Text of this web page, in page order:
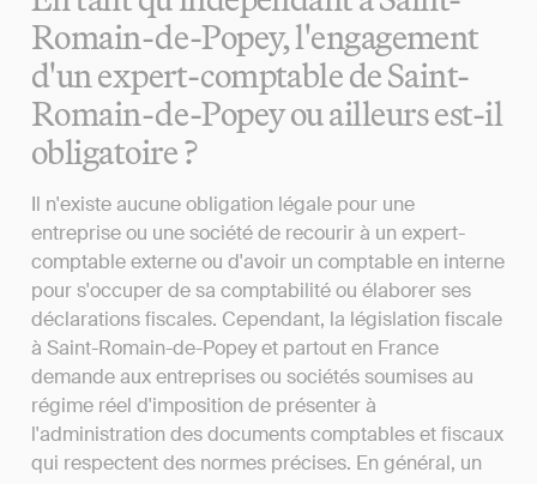
Romain-de-Popey, l'engagement
d'un expert-comptable de Saint-
Romain-de-Popey ou ailleurs est-il
obligatoire ?
Il n'existe aucune obligation légale pour une
entreprise ou une société de recourir à un expert-
comptable externe ou d'avoir un comptable en interne
pour s'occuper de sa comptabilité ou élaborer ses
déclarations fiscales. Cependant, la législation fiscale
à Saint-Romain-de-Popey et partout en France
demande aux entreprises ou sociétés soumises au
régime réel d'imposition de présenter à
l'administration des documents comptables et fiscaux
qui respectent des normes précises. En général, un